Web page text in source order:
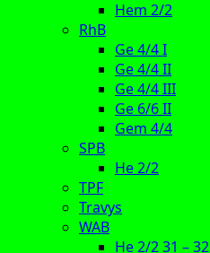
Hem 2/2
RhB
Ge 4/4 I
Ge 4/4 II
Ge 4/4 III
Ge 6/6 II
Gem 4/4
SPB
He 2/2
TPF
Travys
WAB
He 2/2 31 – 32